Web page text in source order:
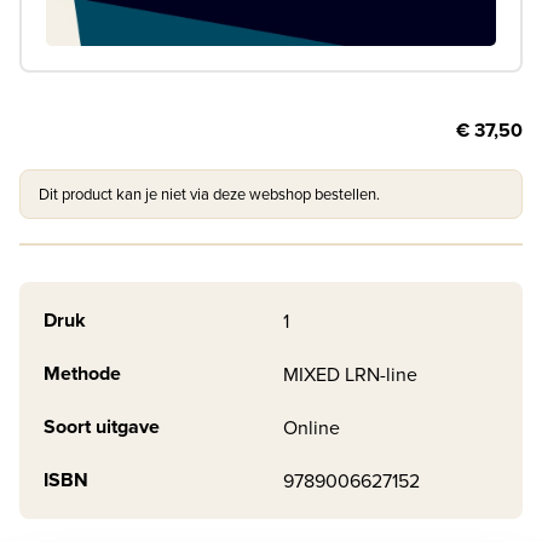
€ 37,50
Dit product kan je niet via deze webshop bestellen.
Druk 1
Methode MIXED LRN-line
Soort uitgave Online
ISBN 9789006627152